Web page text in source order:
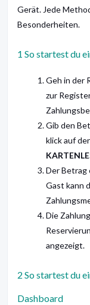
Gerät. Jede
Besonderheiten.
1 So startest du
Geh in der
zur
Gib den
klick auf
Der Betrag
Gast kann
Die
angezeigt.
2 So startest du
Dashboard